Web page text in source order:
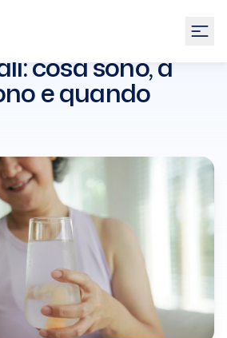
cosa sono, a
e quando